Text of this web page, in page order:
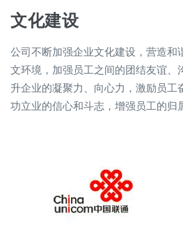
文化建设
公司不断加强企业文化建设，营造和
文环境，加强员工之间的团结友谊、
升企业的凝聚力、向心力，激励员工
功立业的信心和斗志，增强员工的归